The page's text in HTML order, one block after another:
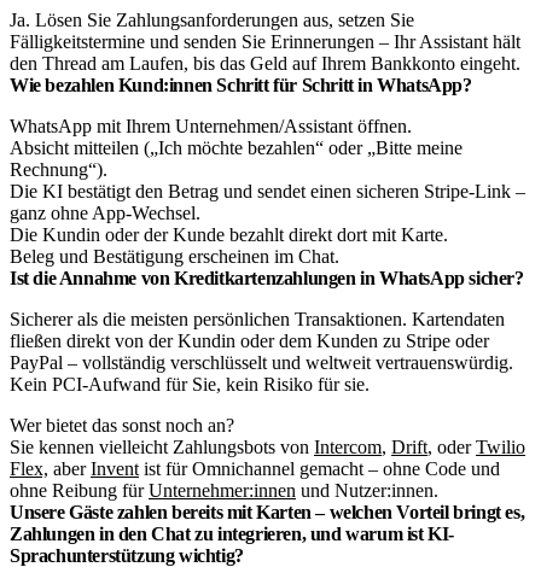
Ja. Lösen Sie Zahlungsanforderungen aus, setzen Sie
Fälligkeitstermine und senden Sie Erinnerungen – Ihr Assistant hält
den Thread am Laufen, bis das Geld auf Ihrem Bankkonto eingeht.
Wie bezahlen Kund:innen Schritt für Schritt in WhatsApp?
WhatsApp mit Ihrem Unternehmen/Assistant öffnen.
Absicht mitteilen („Ich möchte bezahlen“ oder „Bitte meine
Rechnung“).
Die KI bestätigt den Betrag und sendet einen sicheren Stripe-Link –
ganz ohne App-Wechsel.
Die Kundin oder der Kunde bezahlt direkt dort mit Karte.
Beleg und Bestätigung erscheinen im Chat.
Ist die Annahme von Kreditkartenzahlungen in WhatsApp sicher?
Sicherer als die meisten persönlichen Transaktionen. Kartendaten
fließen direkt von der Kundin oder dem Kunden zu Stripe oder
PayPal – vollständig verschlüsselt und weltweit vertrauenswürdig.
Kein PCI-Aufwand für Sie, kein Risiko für sie.
Wer bietet das sonst noch an?
Sie kennen vielleicht Zahlungsbots von Intercom, Drift, oderTwilio
Flex, aberInvent ist für Omnichannel gemacht – ohne Code und
ohne Reibung fürUnternehmer:innen und Nutzer:innen.
Unsere Gäste zahlen bereits mit Karten – welchen Vorteil bringt es,
Zahlungen in den Chat zu integrieren, und warum ist KI-
Sprachunterstützung wichtig?